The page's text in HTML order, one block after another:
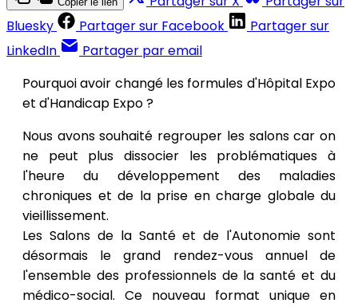
Bluesky
Partager sur Facebook
Partager sur
LinkedIn
Partager par email
Pourquoi avoir changé les formules d'Hôpital Expo
et d'Handicap Expo ?
Nous avons souhaité regrouper les salons car on
ne peut plus dissocier les problématiques à
l'heure du développement des maladies
chroniques et de la prise en charge globale du
vieillissement.
Les Salons de la Santé et de l'Autonomie sont
désormais le grand rendez-vous annuel de
l'ensemble des professionnels de la santé et du
médico-social. Ce nouveau format unique en